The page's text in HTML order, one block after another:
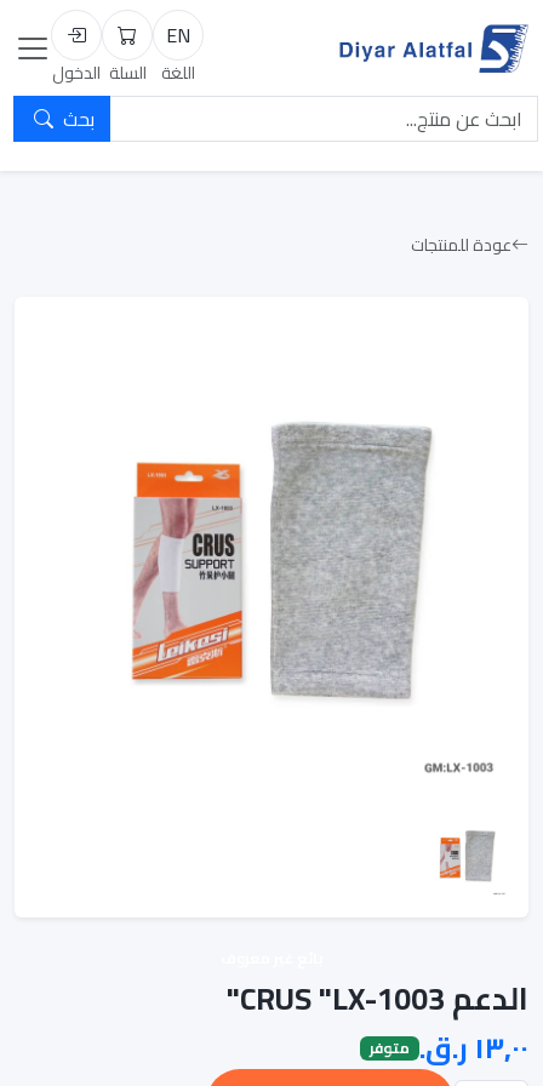
EN
اللغة
السلة
السلة
تسجيل
الدخول
بحث
عودة للمنتجات
الدعم CRUS "LX-1003"
متوفر